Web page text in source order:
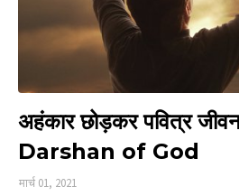
अहंकार छोड़कर पवित्र
Darshan of God
मार्च 01, 2021